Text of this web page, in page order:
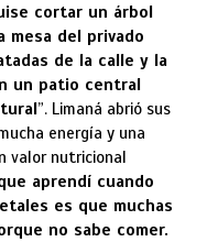
cortar un árbol
mesa del privado
de la calle y la
un patio central
”. Limaná abrió sus
energía y una
valor nutricional
aprendí cuando
es que muchas
no sabe comer.